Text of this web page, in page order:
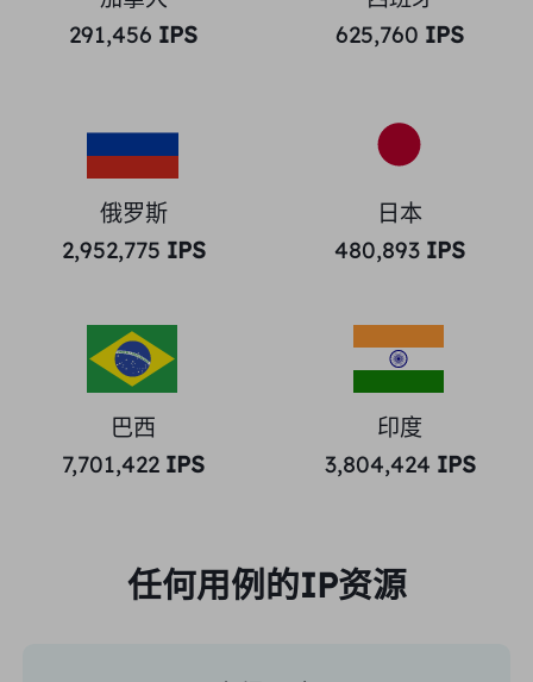
291,456 IPS
625,760 IPS
俄罗斯
2,952,775 IPS
日本
480,893 IPS
巴西
7,701,422 IPS
印度
3,804,424 IPS
任何用例的IP资源